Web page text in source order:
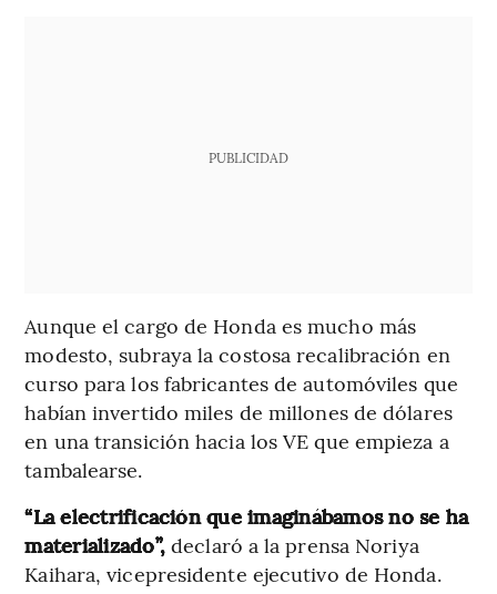
PUBLICIDAD
Aunque el cargo de Honda es mucho más
modesto, subraya la costosa recalibración en
curso para los fabricantes de automóviles que
habían invertido miles de millones de dólares
en una transición hacia los VE que empieza a
tambalearse.
“La electrificación que imaginábamos no se ha
materializado”, declaró a la prensa Noriya
Kaihara, vicepresidente ejecutivo de Honda.